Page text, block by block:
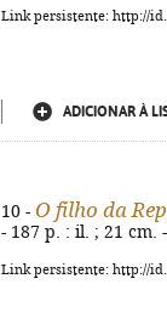
Link persistente: http://
ADICIONAR À
10 - O filho da
- 187 p. : il. ; 21 cm.
Link persistente: http://